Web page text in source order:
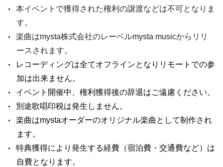
本イベントで獲得された権利の譲渡などは不可となりま
す。
楽曲はmysta株式会社のレーベルmysta musicからリリ
ースされます。
レコーディングは全てオフラインとなりリモートでの参
加は出来ません。
イベント開催中、権利獲得後の辞退はご遠慮ください。
別途歌唱印税は発生しません。
楽曲はmystaオーダーのオリジナル楽曲として制作され
ます。
特典獲得により発生する経費（宿泊費・交通費など）は
自費となります。